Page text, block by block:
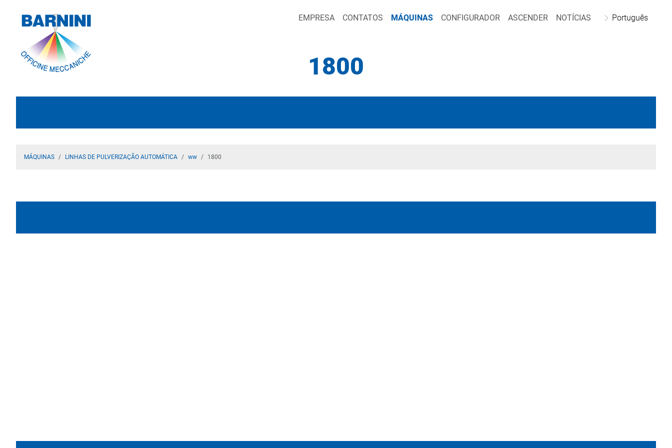
EMPRESA CONTATOS MÁQUINAS CONFIGURADOR ASCENDER NOTÍCIAS Português
1800
MÁQUINAS LINHAS DE PULVERIZAÇÃO AUTOMÁTICA ww 1800